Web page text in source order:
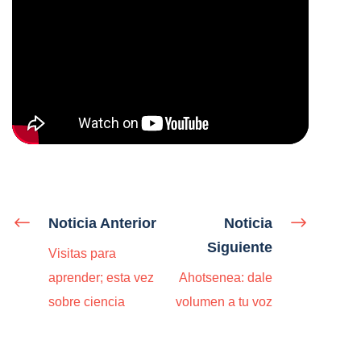
Noticia Anterior
Visitas para
aprender; esta vez
sobre ciencia
Noticia
Siguiente
Ahotsenea: dale
volumen a tu voz